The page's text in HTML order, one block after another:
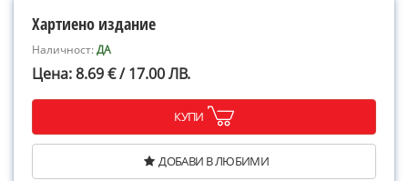
Хартиено издание
Наличност:ДА
Цена: 8.69 € / 17.00 ЛВ.
КУПИ
ДОБАВИ В ЛЮБИМИ